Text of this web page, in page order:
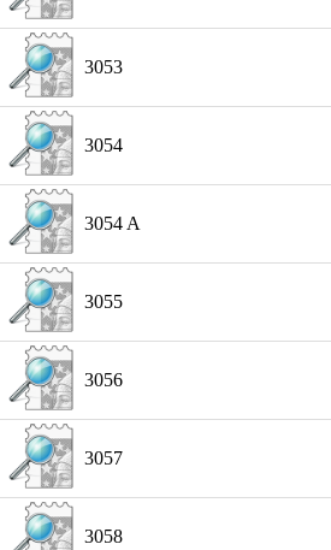
3053
3054
3054 A
3055
3056
3057
3058